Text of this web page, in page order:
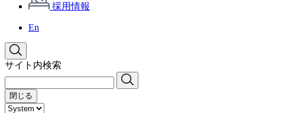
採用情報
En
サイト内検索
閉じる